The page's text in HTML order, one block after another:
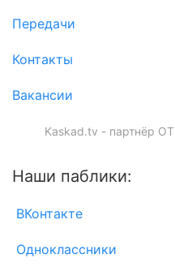
Передачи
Контакты
Вакансии
Kaskad.tv - партнёр
Наши паблики:
ВКонтакте
Одноклассники